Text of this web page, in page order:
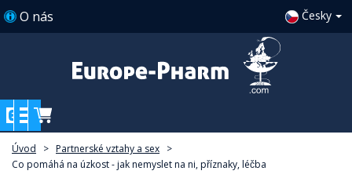
O nás Česky
Úvod > Partnerské vztahy a sex >
Co pomáhá na úzkost - jak nemyslet na ni, příznaky, léčba